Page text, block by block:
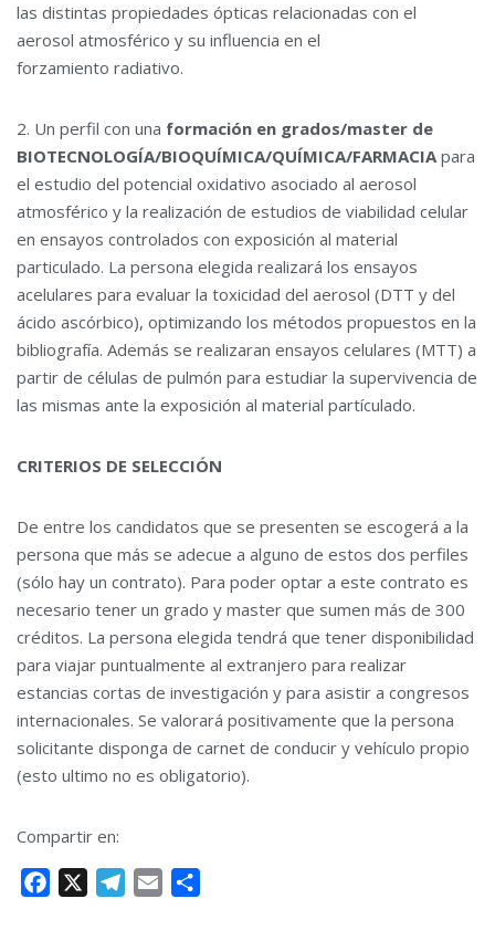
las distintas propiedades ópticas relacionadas con el
aerosol atmosférico y su influencia en el
forzamiento radiativo.
2. Un perfil con una formación en grados/master de
BIOTECNOLOGÍA/BIOQUÍMICA/QUÍMICA/FARMACIApara
el estudio del potencial oxidativo asociado al aerosol
atmosférico y la realización de estudios de viabilidad celular
en ensayos controlados con exposición al material
particulado. La persona elegida realizará los ensayos
acelulares para evaluar la toxicidad del aerosol (DTT y del
ácido ascórbico), optimizando los métodos propuestos en la
bibliografía. Además se realizaran ensayos celulares (MTT) a
partir de células de pulmón para estudiar la supervivencia de
las mismas ante la exposición al material partículado.
CRITERIOS DE SELECCIÓN
De entre los candidatos que se presenten se escogerá a la
persona que más se adecue a alguno de estos dos perfiles
(sólo hay un contrato). Para poder optar a este contrato es
necesario tener un grado y master que sumen más de 300
créditos. La persona elegida tendrá que tener disponibilidad
para viajar puntualmente al extranjero para realizar
estancias cortas de investigación y para asistir a congresos
internacionales. Se valorará positivamente que la persona
solicitante disponga de carnet de conducir y vehículo propio
(esto ultimo no es obligatorio).
Compartir en: